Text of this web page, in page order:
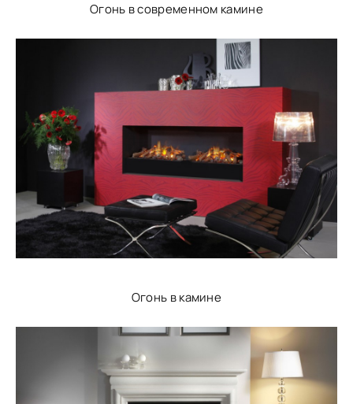
Огонь в современном камине
Огонь в камине